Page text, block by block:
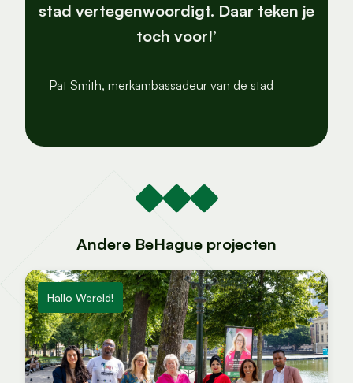
stad vertegenwoordigt. Daar teken je
toch voor!’
Pat Smith, merkambassadeur van de stad
Andere BeHague projecten
Hallo Wereld!